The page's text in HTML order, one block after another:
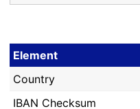
Element
Country
IBAN Checksum